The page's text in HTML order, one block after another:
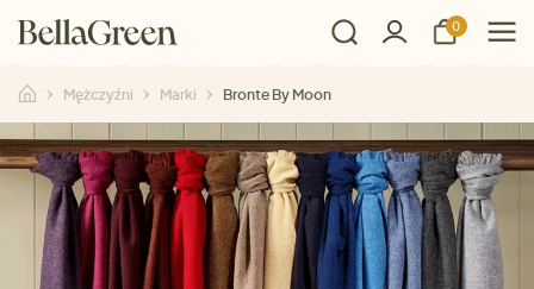
0
Mężczyźni Marki Bronte By Moon